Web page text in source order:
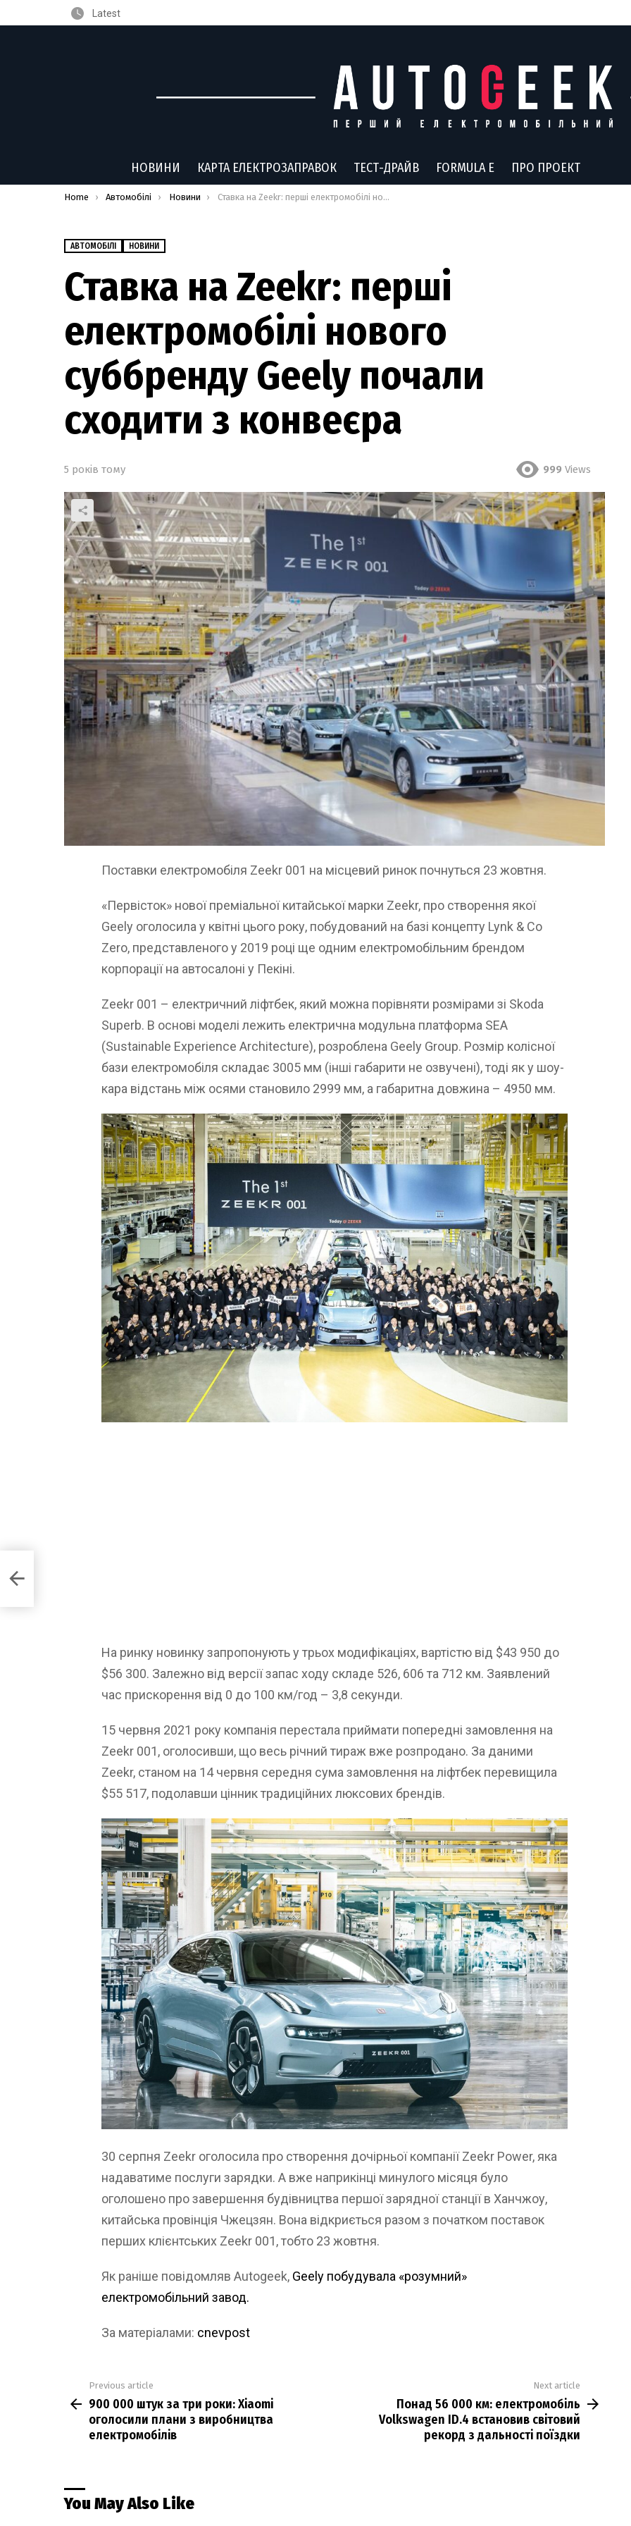
Latest
НОВИНИ КАРТА ЕЛЕКТРОЗАПРАВОК ТЕСТ-ДРАЙВ FORMULA E ПРО ПРОЕКТ
You are here:
Home Автомобілі Новини Ставка на Zeekr: перші електромобілі нового суббренду Geely почали сходити з конвеєра
АВТОМОБІЛІ НОВИНИ
Ставка на Zeekr: перші
електромобілі нового
суббренду Geely почали
сходити з конвеєра
5 років тому 999 Views
Поставки електромобіля Zeekr 001 на місцевий ринок почнуться 23 жовтня.
«Первісток» нової преміальної китайської марки Zeekr, про створення якої
Geely оголосила у квітні цього року, побудований на базі концепту Lynk & Co
Zero, представленого у 2019 році ще одним електромобільним брендом
корпорації на автосалоні у Пекіні.
Zeekr 001 – електричний ліфтбек, який можна порівняти розмірами зі Skoda
Superb. В основі моделі лежить електрична модульна платформа SEA
(Sustainable Experience Architecture), розроблена Geely Group. Розмір колісної
бази електромобіля складає 3005 мм (інші габарити не озвучені), тоді як у шоу-
кара відстань між осями становило 2999 мм, а габаритна довжина – 4950 мм.
На ринку новинку запропонують у трьох модифікаціях, вартістю від $43 950 до
$56 300. Залежно від версії запас ходу складе 526, 606 та 712 км. Заявлений
час прискорення від 0 до 100 км/год – 3,8 секунди.
15 червня 2021 року компанія перестала приймати попередні замовлення на
Zeekr 001, оголосивши, що весь річний тираж вже розпродано. За даними
Zeekr, станом на 14 червня середня сума замовлення на ліфтбек перевищила
$55 517, подолавши цінник традиційних люксових брендів.
30 серпня Zeekr оголосила про створення дочірньої компанії Zeekr Power, яка
надаватиме послуги зарядки. А вже наприкінці минулого місяця було
оголошено про завершення будівництва першої зарядної станції в Ханчжоу,
китайська провінція Чжецзян. Вона відкриється разом з початком поставок
перших клієнтських Zeekr 001, тобто 23 жовтня.
Як раніше повідомляв Autogeek, Geely побудувала «розумний»
електромобільний завод.
За матеріалами: cnevpost
more
Previous article
900 000 штук за три роки: Xiaomi
оголосили плани з виробництва
електромобілів
Next article
Понад 56 000 км: електромобіль
Volkswagen ID.4 встановив світовий
рекорд з дальності поїздки
You May Also Like